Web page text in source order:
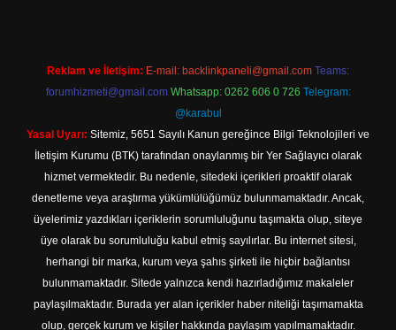
Reklam ve İletişim: E-mail: backlinkpaneli@gmail.com Teams:
forumhizmeti@gmail.com Whatsapp: 0262 606 0 726 Telegram:
@karabul
Yasal Uyarı: Sitemiz, 5651 Sayılı Kanun gereğince Bilgi Teknolojileri ve
İletişim Kurumu (BTK) tarafından onaylanmış bir Yer Sağlayıcı olarak
hizmet vermektedir. Bu nedenle, sitedeki içerikleri proaktif olarak
denetleme veya araştırma yükümlülüğümüz bulunmamaktadır. Ancak,
üyelerimiz yazdıkları içeriklerin sorumluluğunu taşımakta olup, siteye
üye olarak bu sorumluluğu kabul etmiş sayılırlar. Bu internet sitesi,
herhangi bir marka, kurum veya şahıs şirketi ile hiçbir bağlantısı
bulunmamaktadır. Sitede yalnızca kendi hazırladığımız makaleler
paylaşılmaktadır. Burada yer alan içerikler haber niteliği taşımamakta
olup, gerçek kurum ve kişiler hakkında paylaşım yapılmamaktadır.